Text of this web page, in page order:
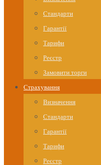
Стандарти
Гарантії
Тарифи
Реєстр
Замовити торги
Страхування
Визначення
Стандарти
Гарантії
Тарифи
Реєстр